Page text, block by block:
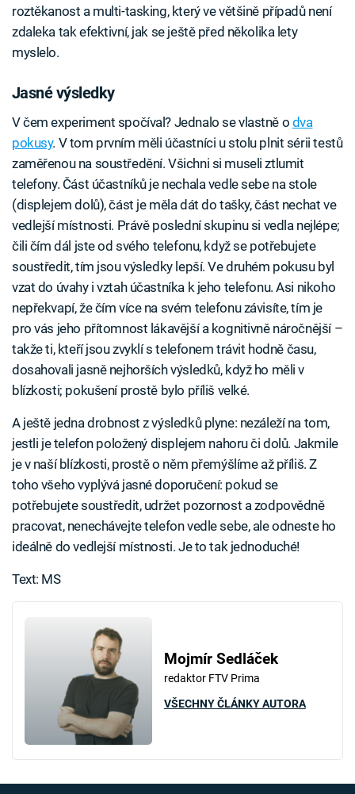
roztěkanost a multi-tasking, který ve většině případů není
zdaleka tak efektivní, jak se ještě před několika lety
myslelo.
Jasné výsledky
V čem experiment spočíval? Jednalo se vlastně o dva
pokusy. V tom prvním měli účastníci u stolu plnit sérii testů
zaměřenou na soustředění. Všichni si museli ztlumit
telefony. Část účastníků je nechala vedle sebe na stole
(displejem dolů), část je měla dát do tašky, část nechat ve
vedlejší místnosti. Právě poslední skupinu si vedla nejlépe;
čili čím dál jste od svého telefonu, když se potřebujete
soustředit, tím jsou výsledky lepší. Ve druhém pokusu byl
vzat do úvahy i vztah účastníka k jeho telefonu. Asi nikoho
nepřekvapí, že čím více na svém telefonu závisíte, tím je
pro vás jeho přítomnost lákavější a kognitivně náročnější –
takže ti, kteří jsou zvyklí s telefonem trávit hodně času,
dosahovali jasně nejhorších výsledků, když ho měli v
blízkosti; pokušení prostě bylo příliš velké.
A ještě jedna drobnost z výsledků plyne: nezáleží na tom,
jestli je telefon položený displejem nahoru či dolů. Jakmile
je v naší blízkosti, prostě o něm přemýšlíme až příliš. Z
toho všeho vyplývá jasné doporučení: pokud se
potřebujete soustředit, udržet pozornost a zodpovědně
pracovat, nenechávejte telefon vedle sebe, ale odneste ho
ideálně do vedlejší místnosti. Je to tak jednoduché!
Text: MS
Mojmír Sedláček
redaktor FTV Prima
VŠECHNY ČLÁNKY AUTORA